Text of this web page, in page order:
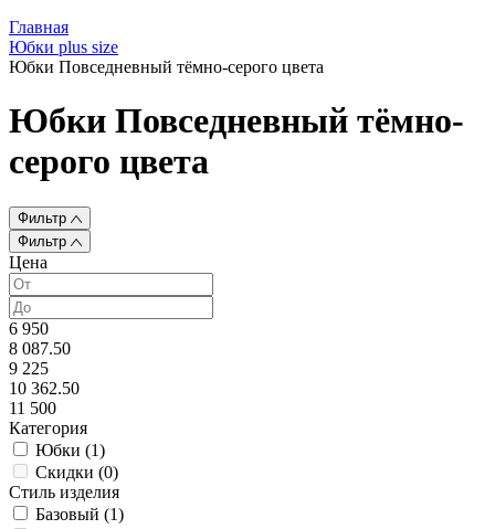
Главная
Юбки plus size
Юбки Повседневный тёмно-серого цвета
Юбки Повседневный тёмно-
серого цвета
Фильтр
Фильтр
Цена
6 950
8 087.50
9 225
10 362.50
11 500
Категория
Юбки (1)
Скидки (0)
Стиль изделия
Базовый (1)